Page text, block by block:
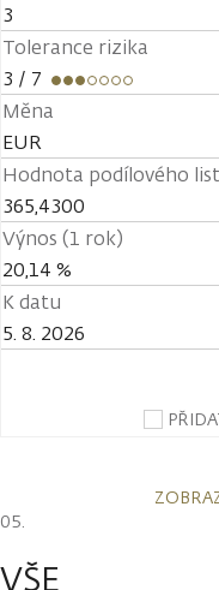
3
Tolerance rizika
3 / 7
Měna
EUR
Hodnota podílového
365,4300
Výnos (1 rok)
20,14 %
K datu
5. 8. 2026
VŠE